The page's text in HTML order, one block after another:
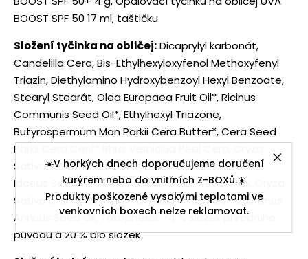
☀️V horkých dnech doporučujeme doručení
kurýrem nebo do vnitřních Z-BOXů.☀️
Produkty poškozené vysokými teplotami ve
venkovních boxech nelze reklamovat.
BOOST SPF 50 17 ml, taštičku
Složení tyčinka na obličej:Dicaprylyl karbonát,
Candelilla Cera, Bis-Ethylhexyloxyfenol Methoxyfenyl
Triazin, Diethylamino Hydroxybenzoyl Hexyl Benzoate,
Stearyl Stearát, Olea Europaea Fruit Oil*, Ricinus
Communis Seed Oil*, Ethylhexyl Triazone,
Butyrospermum Man Parkii Cera Butter*, Cera Seed
Parkii Cera Cerif* Rhus Verniciua Peel Cera, Oryza
Sativa Otrub Oil, Rostlinný/Olus Oil, Parfém, Rubus
Idaeus Seed Oil*, Helianthus Annuus Seed Wax, Oryza
Sativa Bran Wax, Rhus Verniciua Peel Wax, Helianthus
Annuus Seed Oil, Tokopherol. 74 % složek přírodního
původu a 20 % bio složek